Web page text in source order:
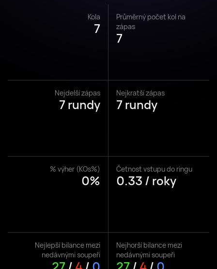
Kola
7
Průměrný počet kol na
zápas
7
Nejdelší zápas
7 rundy
Nejkratší zápas
7 rundy
% výher (KOs%)
0%
Četnost vstupu do ringu
0.33 / roky
Nejlepší bilance mezi
nedávnými soupeři
Nejhorší bilance mezi
nedávnými soupeři